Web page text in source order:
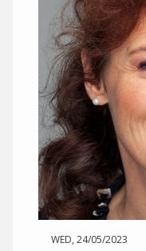
WED, 24/05/2023